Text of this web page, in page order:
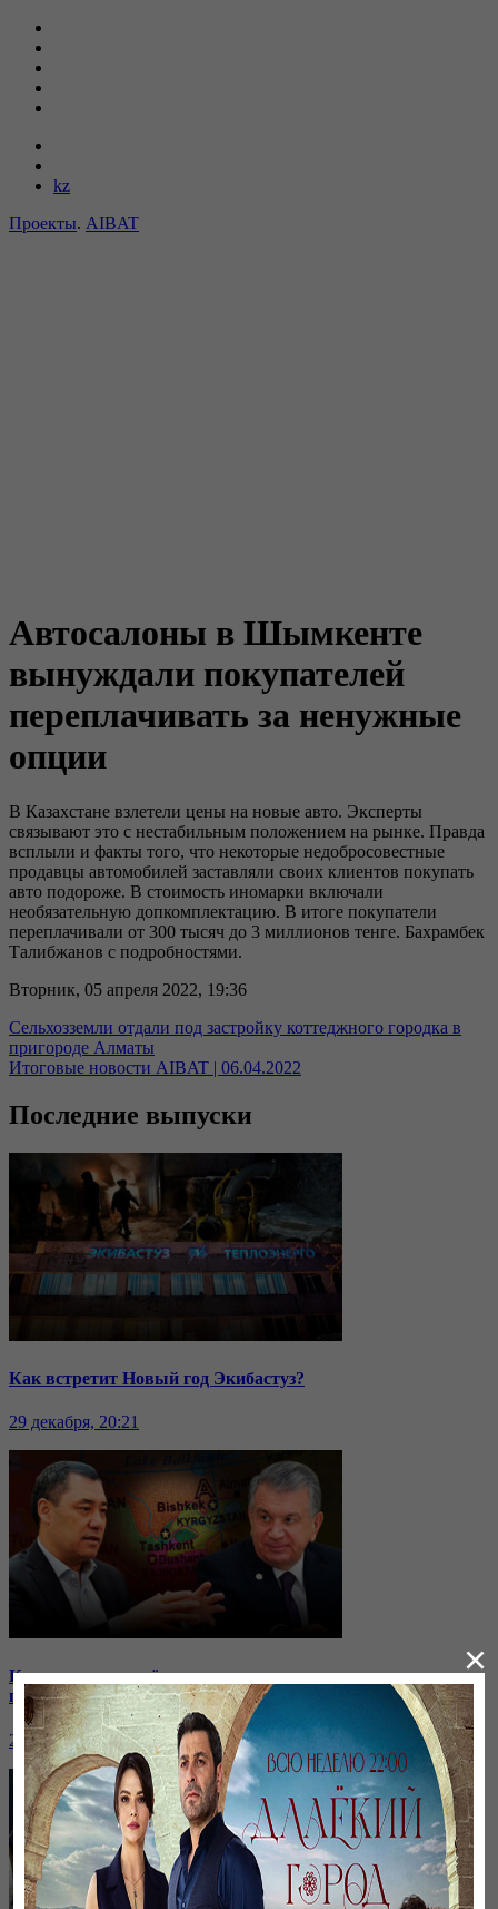
kz
Проекты. AIBAT
Автосалоны в Шымкенте
вынуждали покупателей
переплачивать за ненужные
опции
В Казахстане взлетели цены на новые авто. Эксперты
связывают это с нестабильным положением на рынке. Правда
всплыли и факты того, что некоторые недобросовестные
продавцы автомобилей заставляли своих клиентов покупать
авто подороже. В стоимость иномарки включали
необязательную допкомплектацию. В итоге покупатели
переплачивали от 300 тысяч до 3 миллионов тенге. Бахрамбек
Талибжанов с подробностями.
Вторник, 05 апреля 2022, 19:36
Сельхозземли отдали под застройку коттеджного городка в
пригороде Алматы
Итоговые новости AIBAT | 06.04.2022
Последние выпуски
Как встретит Новый год Экибастуз?
29 декабря, 20:21
Кыргызстан отдаёт водохранилище: на какие уступки
пошли соседи?
24 ноября, 20:44
×